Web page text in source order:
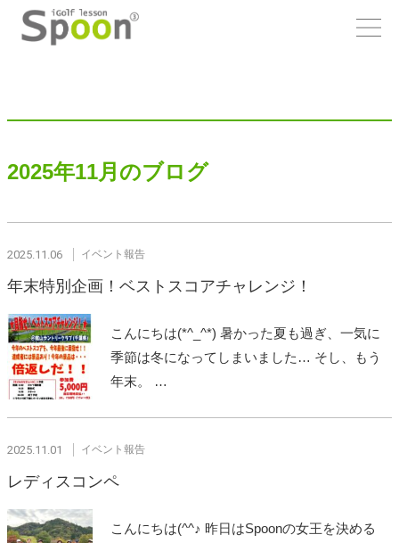
2025年11月のブログ
2025.11.06 イベント報告
年末特別企画！ベストスコアチャレンジ！
こんにちは(*^_^*) 暑かった夏も過ぎ、一気に
季節は冬になってしまいました… そし、もう
年末。 …
2025.11.01 イベント報告
レディスコンペ
こんにちは(^^♪ 昨日はSpoonの女王を決める